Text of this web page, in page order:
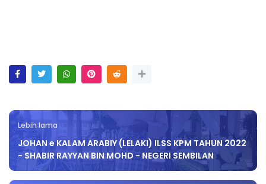
Lebih lama
JOHAN e KALAM ARABIY (LELAKI) ILSS KPM TAHUN 2022
- SHABIR RAYYAN BIN MOHD - NEGERI SEMBILAN